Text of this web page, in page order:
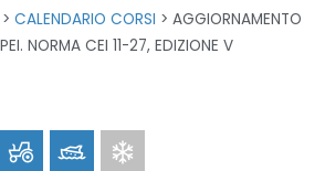
CALENDARIO CORSI
AGGIORNAMENTO
NORMA CEI 11-27, EDIZIONE V
Off-Highway
Marine Clima